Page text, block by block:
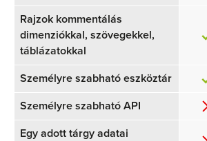
Rajzok kommentálás
dimenziókkal, szövegekkel,
táblázatokkal
Személyre szabható eszköztár
Személyre szabható API
Egy adott tárgy adatai